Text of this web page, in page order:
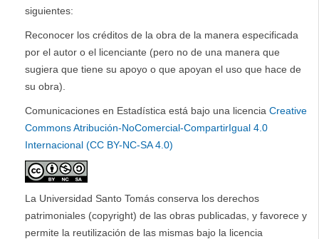
siguientes:
Reconocer los créditos de la obra de la manera especificada
por el autor o el licenciante (pero no de una manera que
sugiera que tiene su apoyo o que apoyan el uso que hace de
su obra).
Comunicaciones en Estadística está bajo una licencia Creative
Commons Atribución-NoComercial-CompartirIgual 4.0
Internacional (CC BY-NC-SA 4.0)
La Universidad Santo Tomás conserva los derechos
patrimoniales (copyright) de las obras publicadas, y favorece y
permite la reutilización de las mismas bajo la licencia